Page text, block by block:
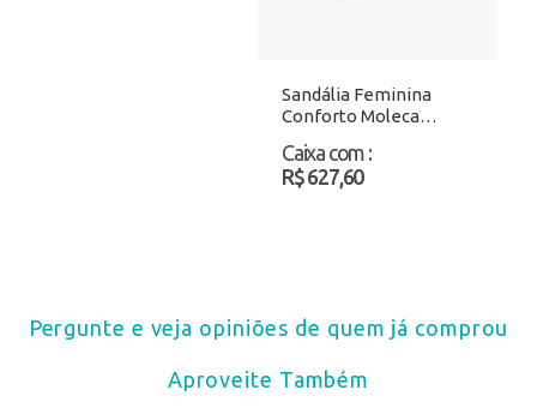
Sandália Feminina
Conforto Moleca
Caixa com :
R$ 627,60
Pergunte e veja opiniões de quem já comprou
Aproveite Também